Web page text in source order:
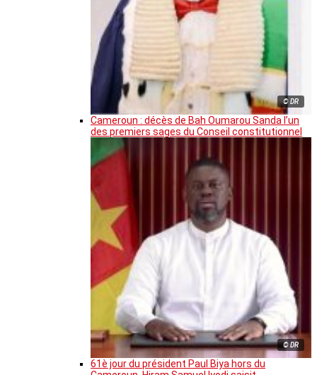
© DR
Cameroun : décès de Bah Oumarou Sanda l’un
des premiers sages du Conseil constitutionnel
© DR
61è jour du président Paul Biya hors du